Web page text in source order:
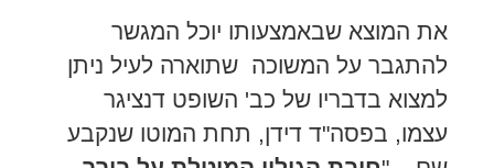
את המוצא שבאמצעותו יוכל המגשר
להתגבר על המשוכה שתוארה לעיל ניתן
למצוא בדבריו של כב' השופט דנציגר
עצמו, בפסה"ד דידן, תחת המוטו שנקבע